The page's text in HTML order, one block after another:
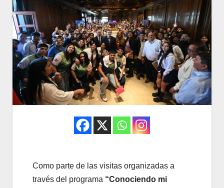
Como parte de las visitas organizadas a
través del programa “Conociendo mi